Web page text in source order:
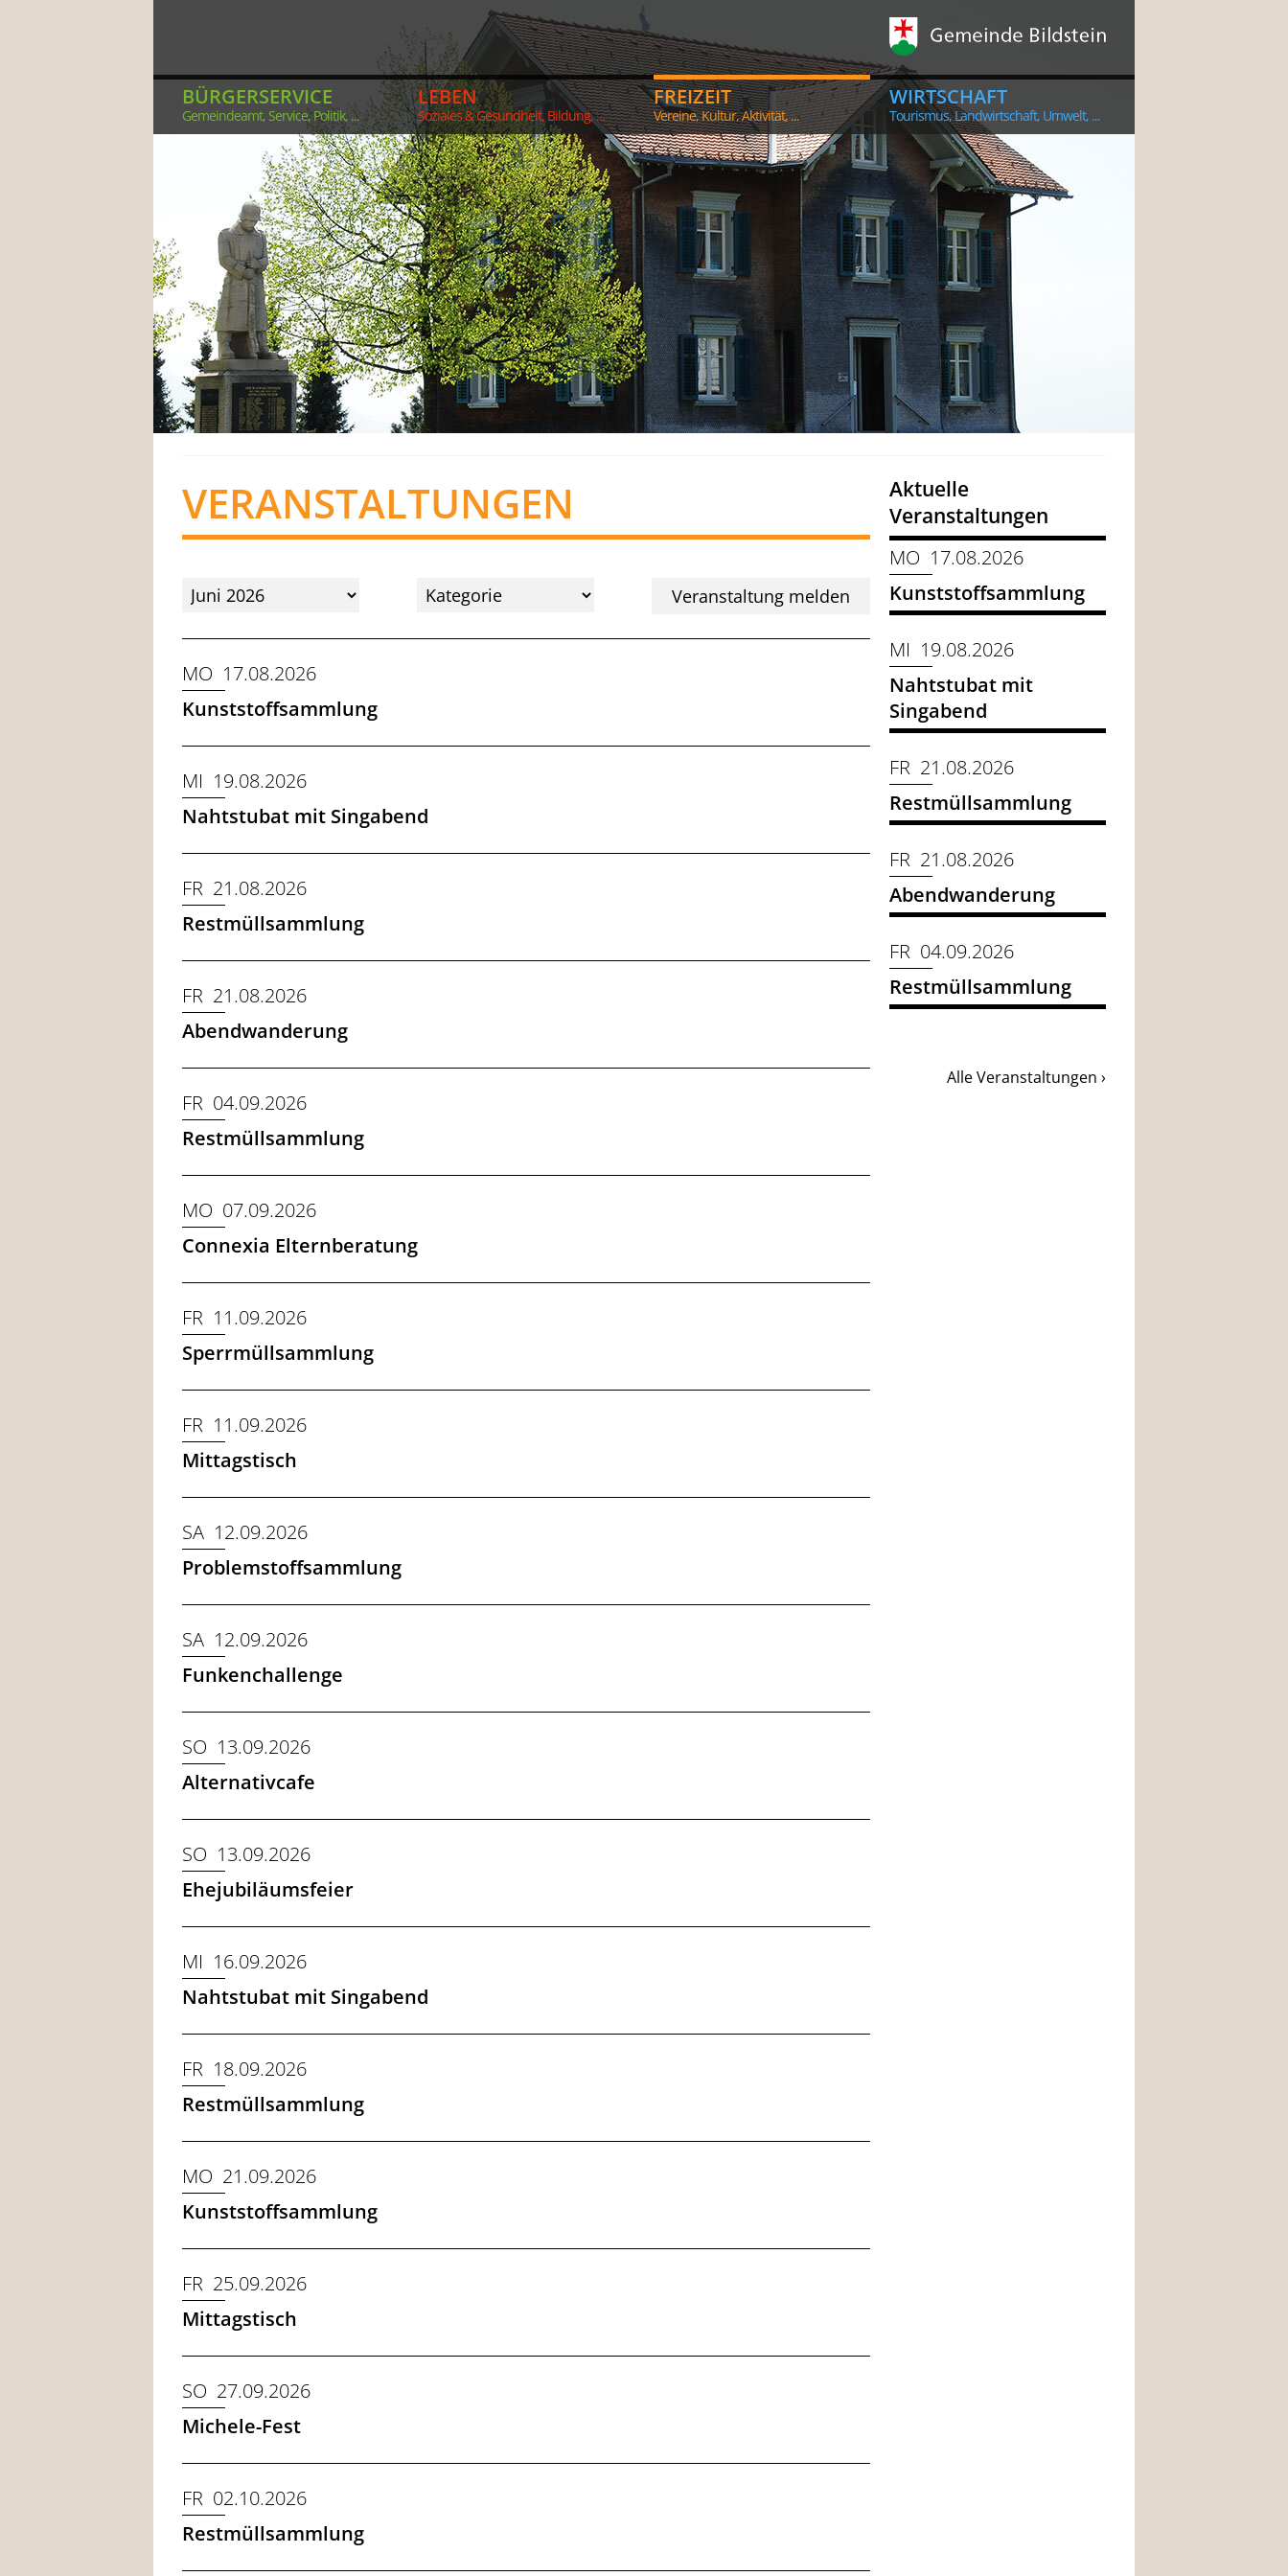
BÜRGERSERVICE
Gemeindeamt, Service, Politik, ...
LEBEN
Soziales & Gesundheit, Bildung, ...
FREIZEIT
Vereine, Kultur, Aktivität, ...
WIRTSCHAFT
Tourismus, Landwirtschaft, Umwelt, ...
VERANSTALTUNGEN
Veranstaltung melden
MO 17.08.2026
Kunststoffsammlung
MI 19.08.2026
Nahtstubat mit Singabend
FR 21.08.2026
Restmüllsammlung
FR 21.08.2026
Abendwanderung
FR 04.09.2026
Restmüllsammlung
MO 07.09.2026
Connexia Elternberatung
FR 11.09.2026
Sperrmüllsammlung
FR 11.09.2026
Mittagstisch
SA 12.09.2026
Problemstoffsammlung
SA 12.09.2026
Funkenchallenge
SO 13.09.2026
Alternativcafe
SO 13.09.2026
Ehejubiläumsfeier
MI 16.09.2026
Nahtstubat mit Singabend
FR 18.09.2026
Restmüllsammlung
MO 21.09.2026
Kunststoffsammlung
FR 25.09.2026
Mittagstisch
SO 27.09.2026
Michele-Fest
FR 02.10.2026
Restmüllsammlung
Aktuelle
Veranstaltungen
MO 17.08.2026
Kunststoffsammlung
MI 19.08.2026
Nahtstubat mit
Singabend
FR 21.08.2026
Restmüllsammlung
FR 21.08.2026
Abendwanderung
FR 04.09.2026
Restmüllsammlung
Alle Veranstaltungen ›